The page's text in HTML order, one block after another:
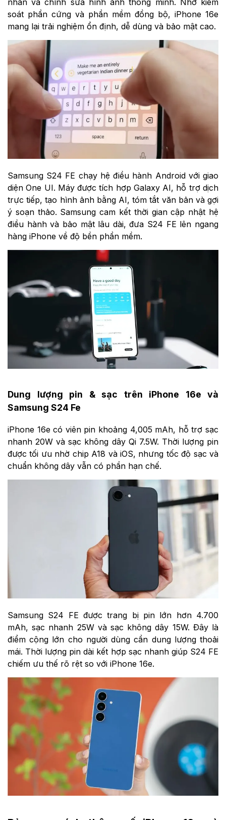
soát phần cứng và phần mềm đồng bộ, iPhone 16e
mang lại trải nghiệm ổn định, dễ dùng và bảo mật cao.
Samsung S24 FE chạy hệ điều hành Android với giao
diện One UI. Máy được tích hợp Galaxy AI, hỗ trợ dịch
trực tiếp, tạo hình ảnh bằng AI, tóm tắt văn bản và gợi
ý soạn thảo. Samsung cam kết thời gian cập nhật hệ
điều hành và bảo mật lâu dài, đưa S24 FE lên ngang
hàng iPhone về độ bền phần mềm.
Dung lượng pin & sạc trên iPhone 16e và
Samsung S24 Fe
iPhone 16e có viên pin khoảng 4,005 mAh, hỗ trợ sạc
nhanh 20W và sạc không dây Qi 7.5W. Thời lượng pin
được tối ưu nhờ chip A18 và iOS, nhưng tốc độ sạc và
chuẩn không dây vẫn có phần hạn chế.
Samsung S24 FE được trang bị pin lớn hơn 4.700
mAh, sạc nhanh 25W và sạc không dây 15W. Đây là
điểm cộng lớn cho người dùng cần dung lượng thoải
mái. Thời lượng pin dài kết hợp sạc nhanh giúp S24 FE
chiếm ưu thế rõ rệt so với iPhone 16e.